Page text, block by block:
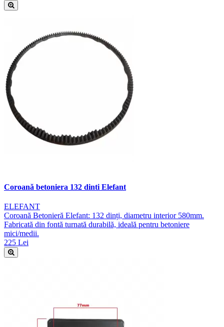
Coroană betoniera 132 dinti Elefant
ELEFANT
Coroană Betonieră Elefant: 132 dinți, diametru interior 580mm.
Fabricată din fontă turnată durabilă, ideală pentru betoniere
mici/medii.
225 Lei